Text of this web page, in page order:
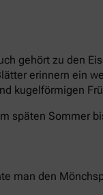
gehört zu den
erinnern ein
kugelförmigen
späten Sommer
man den